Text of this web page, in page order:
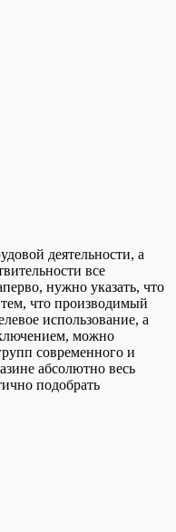
деятельности, а
все
нужно указать, что
что производимый
использование, а
можно
современного и
абсолютно весь
подобрать